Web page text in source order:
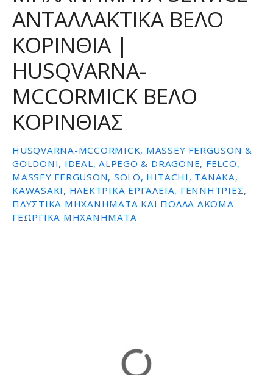
ΑΝΤΑΛΛΑΚΤΙΚΑ ΒΕΛΟ
ΚΟΡΙΝΘΙΑ |
HUSQVARNA-
MCCORMICK ΒΕΛΟ
ΚΟΡΙΝΘΙΑΣ
HUSQVARNA-MCCORMICK, MASSEY FERGUSON &
GOLDONI, IDEAL, ALPEGO & DRAGONE, FELCO,
MASSEY FERGUSON, SOLO, HITACHI, TANAKA,
KAWASAKI, ΗΛΕΚΤΡΙΚΆ ΕΡΓΑΛΕΊΑ, ΓΕΝΝΉΤΡΙΕΣ,
ΠΛΥΣΤΙΚΆ ΜΗΧΑΝΉΜΑΤΑ ΚΑΙ ΠΟΛΛΆ ΑΚΌΜΑ
ΓΕΩΡΓΙΚΆ ΜΗΧΑΝΉΜΑΤΑ